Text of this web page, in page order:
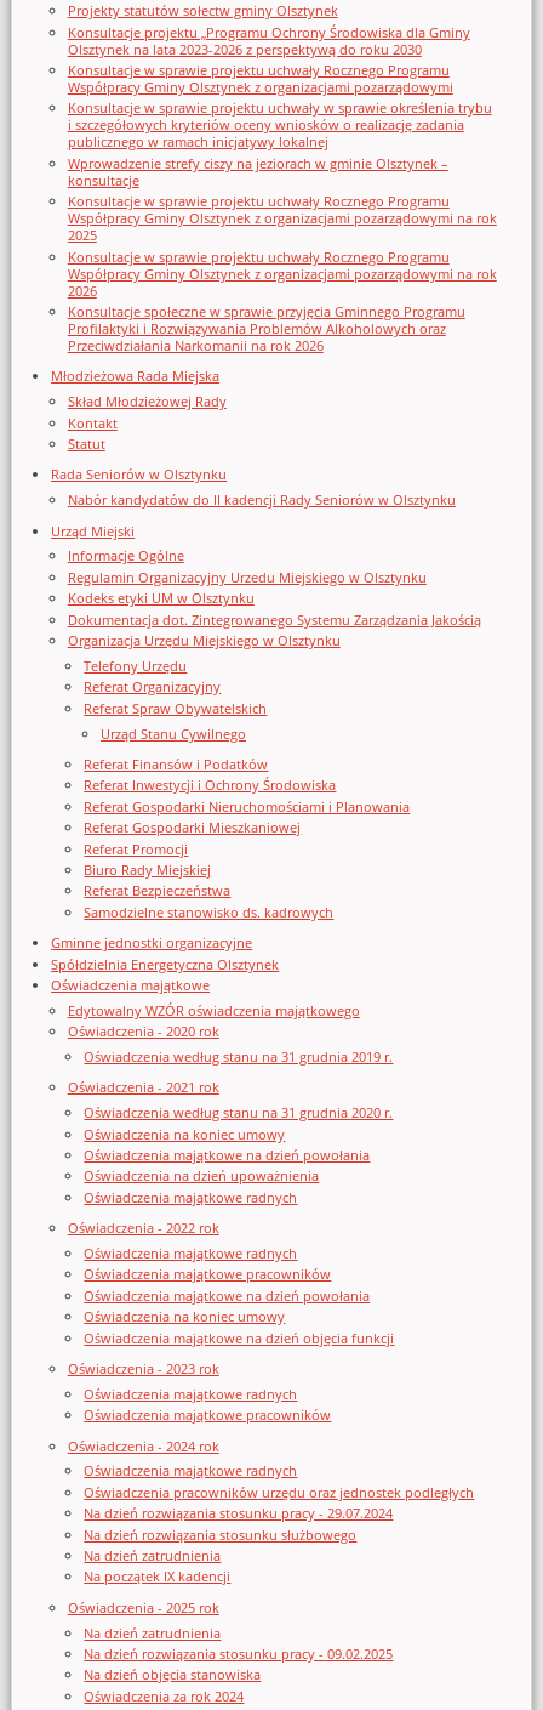
Projekty statutów sołectw gminy Olsztynek
Konsultacje projektu „Programu Ochrony Środowiska dla Gminy
Olsztynek na lata 2023-2026 z perspektywą do roku 2030
Konsultacje w sprawie projektu uchwały Rocznego Programu
Współpracy Gminy Olsztynek z organizacjami pozarządowymi
Konsultacje w sprawie projektu uchwały w sprawie określenia trybu
i szczegółowych kryteriów oceny wniosków o realizację zadania
publicznego w ramach inicjatywy lokalnej
Wprowadzenie strefy ciszy na jeziorach w gminie Olsztynek –
konsultacje
Konsultacje w sprawie projektu uchwały Rocznego Programu
Współpracy Gminy Olsztynek z organizacjami pozarządowymi na rok
2025
Konsultacje w sprawie projektu uchwały Rocznego Programu
Współpracy Gminy Olsztynek z organizacjami pozarządowymi na rok
2026
Konsultacje społeczne w sprawie przyjęcia Gminnego Programu
Profilaktyki i Rozwiązywania Problemów Alkoholowych oraz
Przeciwdziałania Narkomanii na rok 2026
Młodzieżowa Rada Miejska
Skład Młodzieżowej Rady
Kontakt
Statut
Rada Seniorów w Olsztynku
Nabór kandydatów do II kadencji Rady Seniorów w Olsztynku
Urząd Miejski
Informacje Ogólne
Regulamin Organizacyjny Urzedu Miejskiego w Olsztynku
Kodeks etyki UM w Olsztynku
Dokumentacja dot. Zintegrowanego Systemu Zarządzania Jakością
Organizacja Urzędu Miejskiego w Olsztynku
Telefony Urzędu
Referat Organizacyjny
Referat Spraw Obywatelskich
Urząd Stanu Cywilnego
Referat Finansów i Podatków
Referat Inwestycji i Ochrony Środowiska
Referat Gospodarki Nieruchomościami i Planowania
Referat Gospodarki Mieszkaniowej
Referat Promocji
Biuro Rady Miejskiej
Referat Bezpieczeństwa
Samodzielne stanowisko ds. kadrowych
Gminne jednostki organizacyjne
Spółdzielnia Energetyczna Olsztynek
Oświadczenia majątkowe
Edytowalny WZÓR oświadczenia majątkowego
Oświadczenia - 2020 rok
Oświadczenia według stanu na 31 grudnia 2019 r.
Oświadczenia - 2021 rok
Oświadczenia według stanu na 31 grudnia 2020 r.
Oświadczenia na koniec umowy
Oświadczenia majątkowe na dzień powołania
Oświadczenia na dzień upoważnienia
Oświadczenia majątkowe radnych
Oświadczenia - 2022 rok
Oświadczenia majątkowe radnych
Oświadczenia majątkowe pracowników
Oświadczenia majątkowe na dzień powołania
Oświadczenia na koniec umowy
Oświadczenia majątkowe na dzień objęcia funkcji
Oświadczenia - 2023 rok
Oświadczenia majątkowe radnych
Oświadczenia majątkowe pracowników
Oświadczenia - 2024 rok
Oświadczenia majątkowe radnych
Oświadczenia pracowników urzędu oraz jednostek podległych
Na dzień rozwiązania stosunku pracy - 29.07.2024
Na dzień rozwiązania stosunku służbowego
Na dzień zatrudnienia
Na początek IX kadencji
Oświadczenia - 2025 rok
Na dzień zatrudnienia
Na dzień rozwiązania stosunku pracy - 09.02.2025
Na dzień objęcia stanowiska
Oświadczenia za rok 2024